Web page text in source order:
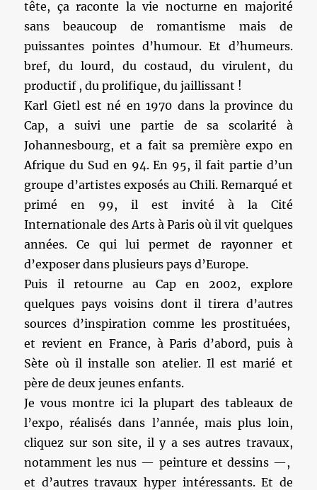
tête, ça raconte la vie nocturne en majorité
sans beaucoup de romantisme mais de
puissantes pointes d’humour. Et d’humeurs.
bref, du lourd, du costaud, du virulent, du
productif , du prolifique, du jaillissant !
Karl Gietl est né en 1970 dans la province du
Cap, a suivi une partie de sa scolarité à
Johannesbourg, et a fait sa première expo en
Afrique du Sud en 94. En 95, il fait partie d’un
groupe d’artistes exposés au Chili. Remarqué et
primé en 99, il est invité à la Cité
Internationale des Arts à Paris où il vit quelques
années. Ce qui lui permet de rayonner et
d’exposer dans plusieurs pays d’Europe.
Puis il retourne au Cap en 2002, explore
quelques pays voisins dont il tirera d’autres
sources d’inspiration comme les prostituées,
et revient en France, à Paris d’abord, puis à
Sète où il installe son atelier. Il est marié et
père de deux jeunes enfants.
Je vous montre ici la plupart des tableaux de
l’expo, réalisés dans l’année, mais plus loin,
cliquez sur son site, il y a ses autres travaux,
notamment les nus — peinture et dessins —,
et d’autres travaux hyper intéressants. Et de